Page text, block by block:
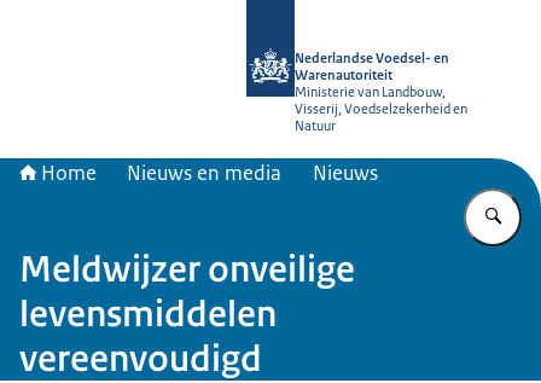
Nederlandse Voedsel- en
Warenautoriteit
Ministerie van Landbouw,
Visserij, Voedselzekerheid en
Natuur
Home Nieuws en media Nieuws
Meldwijzer onveilige
levensmiddelen
vereenvoudigd